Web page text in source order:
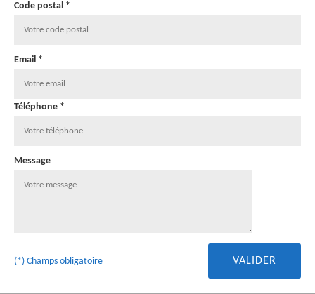
Code postal *
Email *
Téléphone *
Message
(*) Champs obligatoire